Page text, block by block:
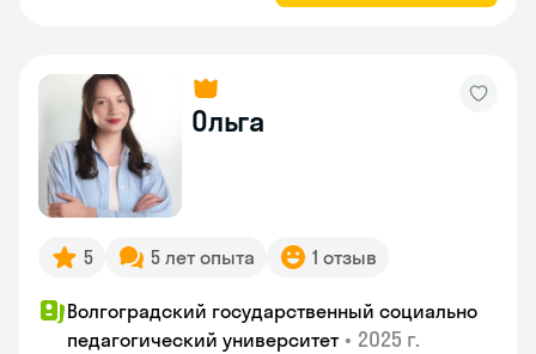
Ольга
5 5 лет опыта 1 отзыв
Волгоградский государственный социально
педагогический университет • 2025 г.